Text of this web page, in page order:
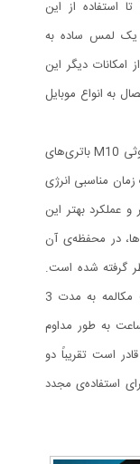
استفاده از این
یک لمس ساده به
دیگر این
به انواع موبایل
یکی از خصوصیات حائز اهمیت هندزفری بلوتوثی M10 باتری‌های
مناسبی انرژی
عملکرد بهتر این
در محفظه‌ی آن
در نظر گرفته شده است.
باتری‌ موجود در هدفون‌ها می‌تواند در حالت مکالمه به مدت 3
در حالت پخش موسیقی حدود 4 ساعت به طور مداوم
است تقریباً دو
استفاده‌ی مجدد